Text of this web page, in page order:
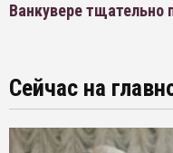
Ванкувере тщательно
Сейчас на